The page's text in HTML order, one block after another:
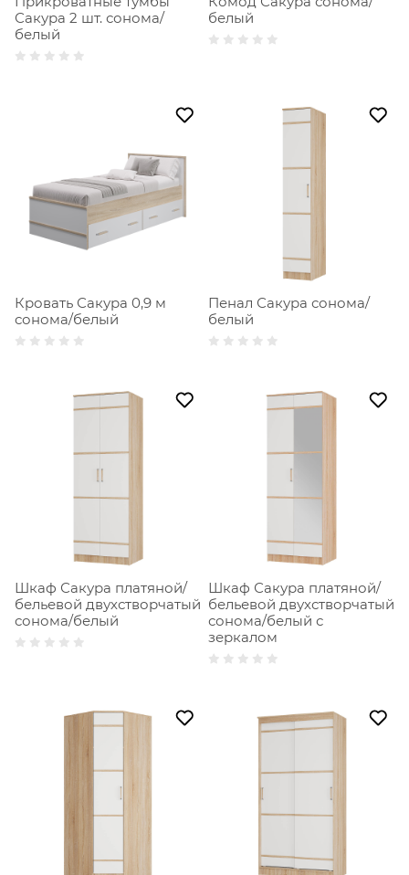
Сакура 2 шт. сонома/
белый
белый
Кровать Сакура 0,9 м
сонома/белый
Пенал Сакура сонома/
белый
Шкаф Сакура платяной/
бельевой двухстворчатый
сонома/белый
Шкаф Сакура платяной/
бельевой двухстворчатый
сонома/белый с
зеркалом